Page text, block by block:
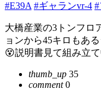
#E39A #ギャランvr-4
大橋産業の3トンフロ
ョンから45キロもあ
😵説明書見て組み立
thumb_up 35
comment0